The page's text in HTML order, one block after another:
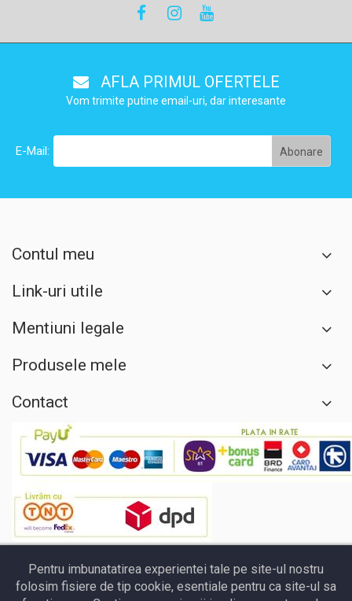
AFLA PRIMUL OFERTELE
Vom trimite putine email-uri, dar interesante
E-Mail:
Contul meu
Link-uri utile
Mentiuni legale
Produsele mele
Contact
Pentru imbunatatirea experientei tale pe site-ul nostru
folosim fisiere de tip cookie, esentiale pentru ca site-ul sa